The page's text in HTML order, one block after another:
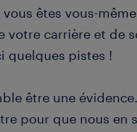
vous êtes vous-même
votre carrière et de
quelques pistes !
être une
pour que nous en